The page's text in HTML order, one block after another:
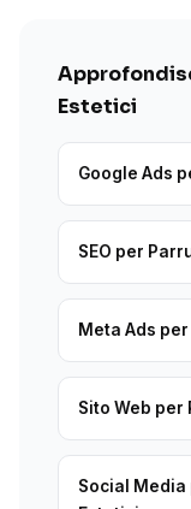
Estetici
Google Ads
SEO per
Meta Ads
Sito Web
Social